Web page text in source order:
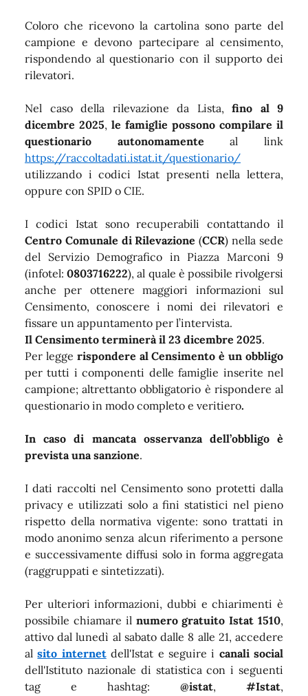
Coloro che ricevono la cartolina sono parte del
campione e devono partecipare al censimento,
rispondendo al questionario con il supporto dei
rilevatori.
Nel caso della rilevazione da Lista, fino al 9
dicembre 2025, le famiglie possono compilare il
questionario autonomamente al link
https://raccoltadati.istat.it/questionario/
utilizzando i codici Istat presenti nella lettera,
oppure con SPID o CIE.
I codici Istat sono recuperabili contattando il
Centro Comunale di Rilevazione(CCR) nella sede
del Servizio Demografico in Piazza Marconi 9
(infotel:0803716222), al quale è possibile rivolgersi
anche per ottenere maggiori informazioni sul
Censimento, conoscere i nomi dei rilevatori e
fissare un appuntamento per l’intervista.
Il Censimento terminerà il 23 dicembre 2025.
Per legge rispondere al Censimento è un obbligo
per tutti i componenti delle famiglie inserite nel
campione; altrettanto obbligatorio è rispondere al
questionario in modo completo e veritiero.
In caso di mancata osservanza dell’obbligo è
prevista una sanzione.
I dati raccolti nel Censimento sono protetti dalla
privacy e utilizzati solo a fini statistici nel pieno
rispetto della normativa vigente: sono trattati in
modo anonimo senza alcun riferimento a persone
e successivamente diffusi solo in forma aggregata
(raggruppati e sintetizzati).
Per ulteriori informazioni, dubbi e chiarimenti è
possibile chiamare il numero gratuito Istat 1510,
attivo dal lunedì al sabato dalle 8 alle 21, accedere
alsito internetdell'Istat e seguire i canali social
dell'Istituto nazionale di statistica con i seguenti
tag e hashtag: @istat, #Istat,